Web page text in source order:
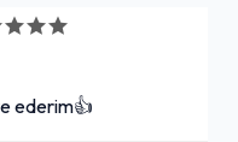
ederim👍